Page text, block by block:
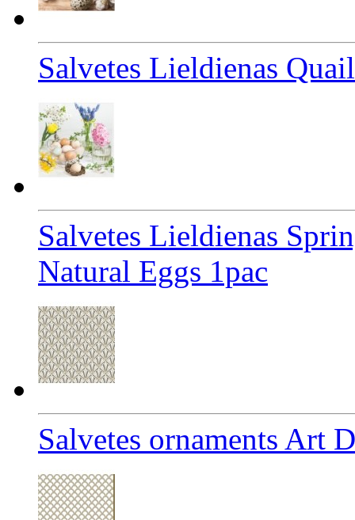
Salvetes Lieldienas
Salvetes Lieldienas
Natural Eggs 1pac
Salvetes ornaments Art